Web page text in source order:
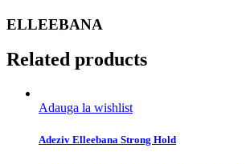
ELLEEBANA
Related products
Adauga la wishlist
Adeziv Elleebana Strong Hold